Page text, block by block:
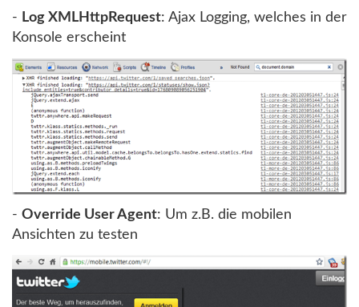
- Log XMLHttpRequest: Ajax Logging, welches in der
Konsole erscheint
- Override User Agent: Um z.B. die mobilen
Ansichten zu testen